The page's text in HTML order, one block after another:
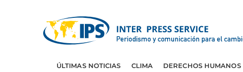
ÚLTIMAS NOTICIAS CLIMA DERECHOS HUMANOS